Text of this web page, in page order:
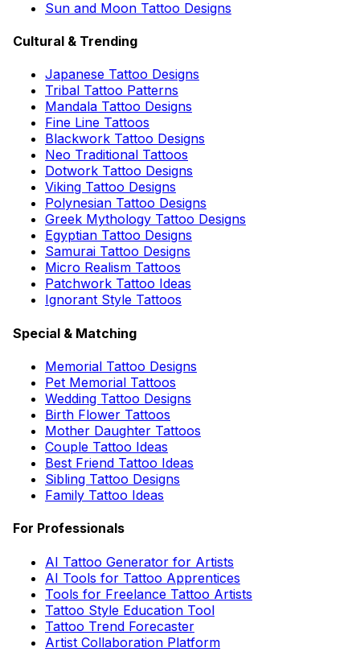
Sun and Moon Tattoo Designs
Cultural & Trending
Japanese Tattoo Designs
Tribal Tattoo Patterns
Mandala Tattoo Designs
Fine Line Tattoos
Blackwork Tattoo Designs
Neo Traditional Tattoos
Dotwork Tattoo Designs
Viking Tattoo Designs
Polynesian Tattoo Designs
Greek Mythology Tattoo Designs
Egyptian Tattoo Designs
Samurai Tattoo Designs
Micro Realism Tattoos
Patchwork Tattoo Ideas
Ignorant Style Tattoos
Special & Matching
Memorial Tattoo Designs
Pet Memorial Tattoos
Wedding Tattoo Designs
Birth Flower Tattoos
Mother Daughter Tattoos
Couple Tattoo Ideas
Best Friend Tattoo Ideas
Sibling Tattoo Designs
Family Tattoo Ideas
For Professionals
AI Tattoo Generator for Artists
AI Tools for Tattoo Apprentices
Tools for Freelance Tattoo Artists
Tattoo Style Education Tool
Tattoo Trend Forecaster
Artist Collaboration Platform